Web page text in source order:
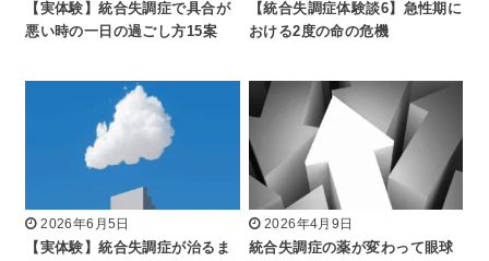
【実体験】統合失調症で具合が
悪い時の一日の過ごし方15案
【統合失調症体験談6】急性期に
おける2度の命の危機
2026年6月5日
【実体験】統合失調症が治るま
2026年4月9日
統合失調症の薬が変わって眼球